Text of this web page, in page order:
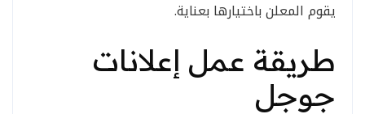
يقوم المعلن باختيارها بعناية.
طريقة عمل إعلانات
جوجل